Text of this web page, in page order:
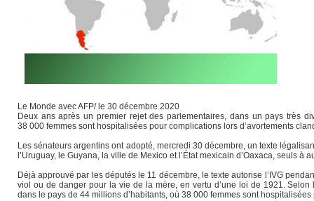
Le Monde avec AFP/ le 30 décembre 2020
Deux ans après un premier rejet des parlementaires, dans un pays très
38 000 femmes sont hospitalisées pour complications lors d’avortements
Les sénateurs argentins ont adopté, mercredi 30 décembre, un texte
l’Uruguay, le Guyana, la ville de Mexico et l’État mexicain d’Oaxaca, seuls
Déjà approuvé par les députés le 11 décembre, le texte autorise l’IVG
viol ou de danger pour la vie de la mère, en vertu d’une loi de 1921.
dans le pays de 44 millions d’habitants, où 38 000 femmes sont